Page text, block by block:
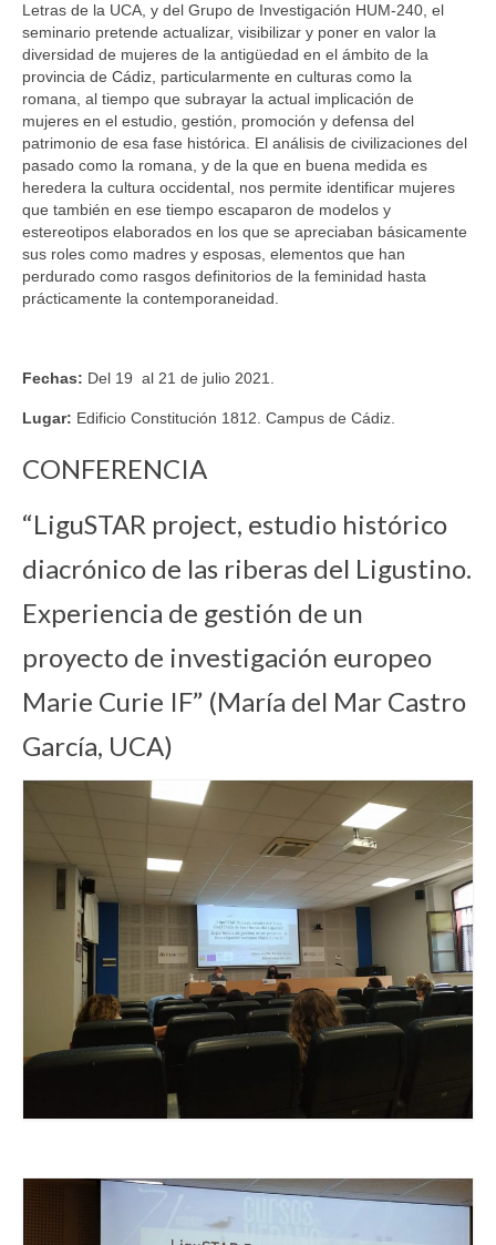
Letras de la UCA, y del Grupo de Investigación HUM-240, el
seminario pretende actualizar, visibilizar y poner en valor la
diversidad de mujeres de la antigüedad en el ámbito de la
provincia de Cádiz, particularmente en culturas como la
romana, al tiempo que subrayar la actual implicación de
mujeres en el estudio, gestión, promoción y defensa del
patrimonio de esa fase histórica. El análisis de civilizaciones del
pasado como la romana, y de la que en buena medida es
heredera la cultura occidental, nos permite identificar mujeres
que también en ese tiempo escaparon de modelos y
estereotipos elaborados en los que se apreciaban básicamente
sus roles como madres y esposas, elementos que han
perdurado como rasgos definitorios de la feminidad hasta
prácticamente la contemporaneidad.
Fechas: Del 19 al 21 de julio 2021.
Lugar: Edificio Constitución 1812. Campus de Cádiz.
CONFERENCIA
“LiguSTAR project, estudio histórico
diacrónico de las riberas del Ligustino.
Experiencia de gestión de un
proyecto de investigación europeo
Marie Curie IF” (María del Mar Castro
García, UCA)